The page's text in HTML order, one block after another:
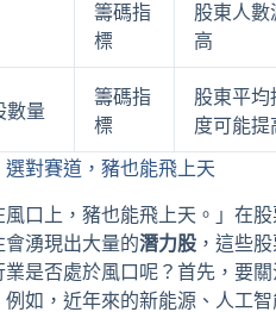
籌碼指
標
股東人數
高
數量
籌碼指
標
股東平均
度可能提
對賽道，豬也能飛上天
口上，豬也能飛上天。」在
湧現出大量的潛力股 ，這些
是否處於風口呢？首先，要
例如，近年來的新能源、人工